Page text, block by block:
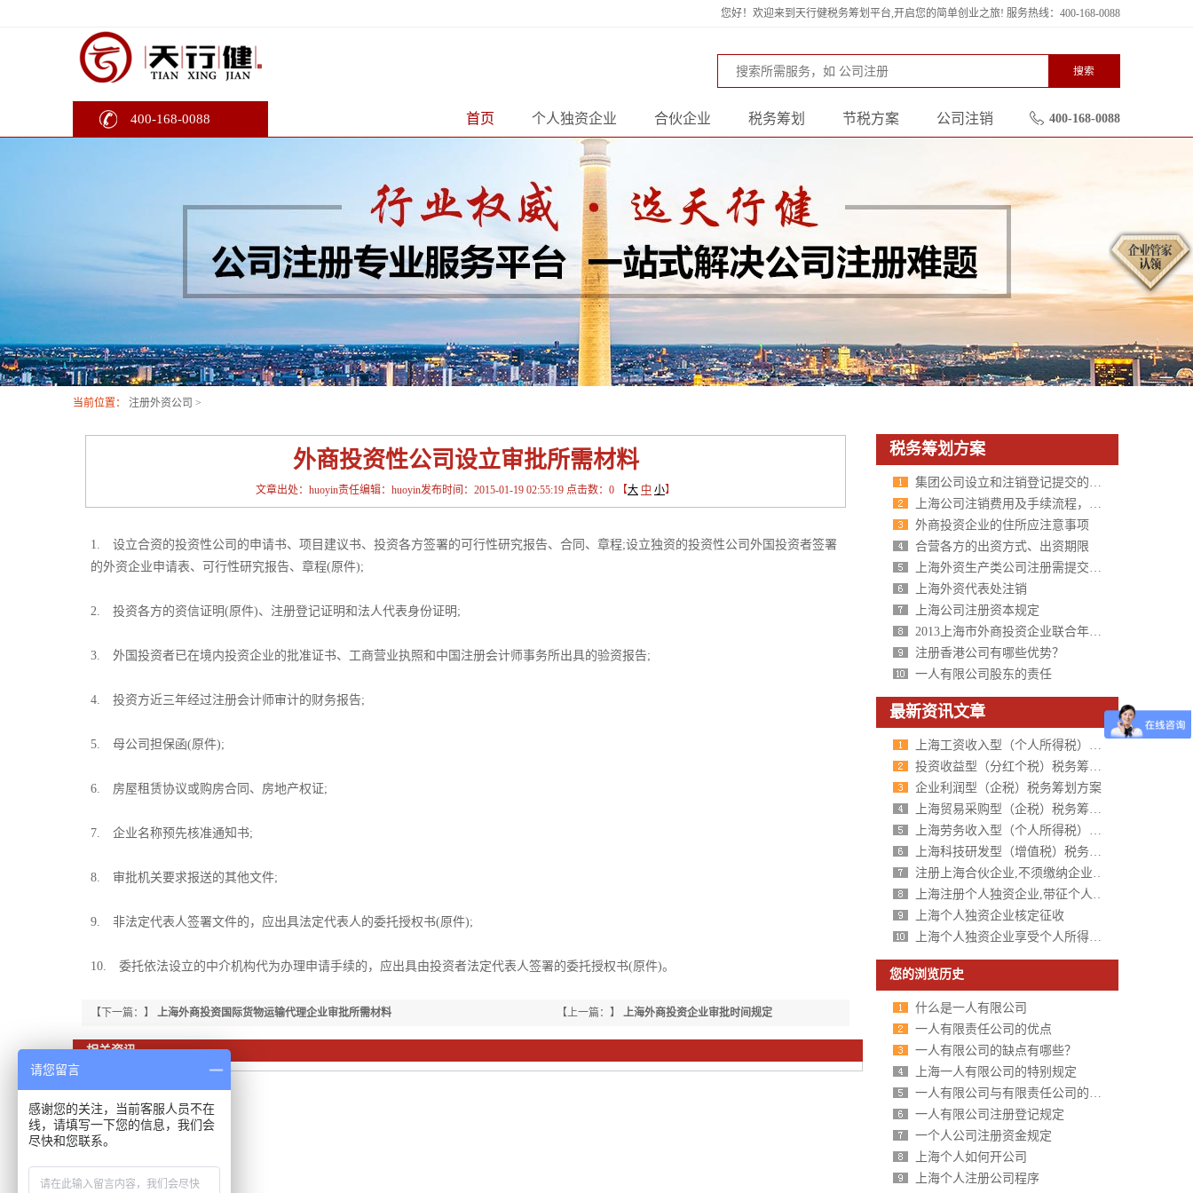
您好！欢迎来到天行健税务筹划平台,开启您的简单创业之旅! 服务热线：400-168-0088
搜索
400-168-0088 400-168-0088
公司注销
节税方案
税务筹划
合伙企业
个人独资企业
首页
当前位置： 注册外资公司 >
外商投资性公司设立审批所需材料
文章出处：huoyin责任编辑：huoyin发布时间：2015-01-19 02:55:19 点击数： 0 【大 中 小】
1. 设立合资的投资性公司的申请书、项目建议书、投资各方签署的可行性研究报告、合同、章程;设立独资的投资性公司外国投资者签署
的外资企业申请表、可行性研究报告、章程(原件);
2. 投资各方的资信证明(原件)、注册登记证明和法人代表身份证明;
3. 外国投资者已在境内投资企业的批准证书、工商营业执照和中国注册会计师事务所出具的验资报告;
4. 投资方近三年经过注册会计师审计的财务报告;
5. 母公司担保函(原件);
6. 房屋租赁协议或购房合同、房地产权证;
7. 企业名称预先核准通知书;
8. 审批机关要求报送的其他文件;
9. 非法定代表人签署文件的，应出具法定代表人的委托授权书(原件);
10. 委托依法设立的中介机构代为办理申请手续的，应出具由投资者法定代表人签署的委托授权书(原件)。
【上一篇：】 上海外商投资企业审批时间规定
【下一篇：】 上海外商投资国际货物运输代理企业审批所需材料
相关资讯
税务筹划方案
集团公司设立和注销登记提交的材料
上海公司注销费用及手续流程，公司不注销的后果？
外商投资企业的住所应注意事项
合营各方的出资方式、出资期限
上海外资生产类公司注册需提交的材料
上海外资代表处注销
上海公司注册资本规定
2013上海市外商投资企业联合年检常见问题解答
注册香港公司有哪些优势？
一人有限公司股东的责任
最新资讯文章
上海工资收入型（个人所得税）税务筹划方案
投资收益型（分红个税）税务筹划方案
企业利润型（企税）税务筹划方案
上海贸易采购型（企税）税务筹划方案
上海劳务收入型（个人所得税）税务筹划方案
上海科技研发型（增值税）税务筹划方案
注册上海合伙企业,不须缴纳企业所得税,个人所得税核定征收
上海注册个人独资企业,带征个人所得税,财政税收返还扶持40%-50%
上海个人独资企业核定征收
上海个人独资企业享受个人所得税核定征收
您的浏览历史
什么是一人有限公司
一人有限责任公司的优点
一人有限公司的缺点有哪些？
上海一人有限公司的特别规定
一人有限公司与有限责任公司的区别分析
一人有限公司注册登记规定
一个人公司注册资金规定
上海个人如何开公司
上海个人注册公司程序
请您留言
感谢您的关注，当前客服人员不在
线，请填写一下您的信息，我们会
尽快和您联系。